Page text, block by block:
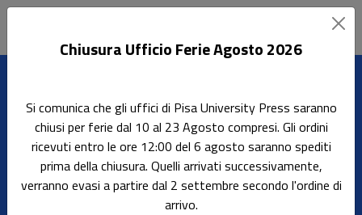
Sport and Anatomy
Chiusura Ufficio Ferie Agosto 2026
Si comunica che gli uffici di Pisa University Press saranno
chiusi per ferie dal 10 al 23 Agosto compresi. Gli ordini
ricevuti entro le ore 12:00 del 6 agosto saranno spediti
prima della chiusura. Quelli arrivati successivamente,
verranno evasi a partire dal 2 settembre secondo l'ordine di
arrivo.